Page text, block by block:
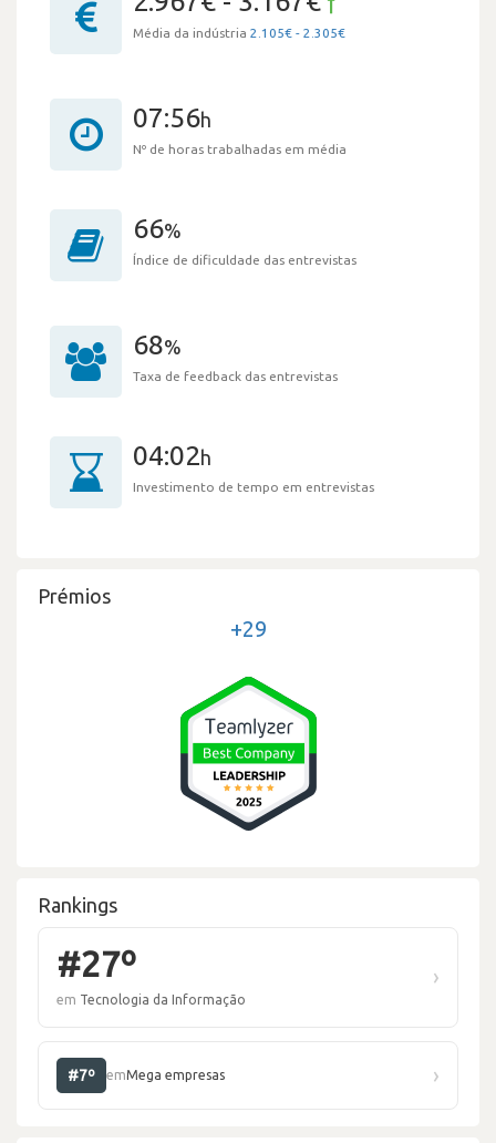
Média da indústria 2.105€ - 2.305€
07:56h
Nº de horas trabalhadas em média
66%
Índice de dificuldade das entrevistas
68%
Taxa de feedback das entrevistas
04:02h
Investimento de tempo em entrevistas
Prémios
+29
Rankings
#27º
em Tecnologia da Informação
›
#7º emMega empresas ›